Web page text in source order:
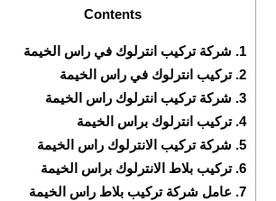
Contents
1. شركة تركيب انترلوك في راس الخيمة
2. تركيب انترلوك في راس الخيمة
3. شركة تركيب انترلوك راس الخيمة
4. تركيب انترلوك براس الخيمة
5. شركة تركيب الانترلوك راس الخيمة
6. تركيب بلاط الانترلوك براس الخيمة
7. عامل شركة تركيب بلاط راس الخيمة